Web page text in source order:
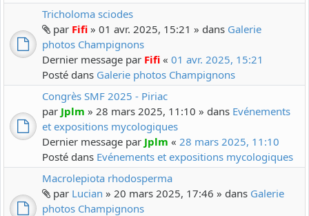
Tricholoma sciodes
par Fifi » 01 avr. 2025, 15:21 » dans Galerie
photos Champignons
Dernier message par Fifi « 01 avr. 2025, 15:21
Posté dans Galerie photos Champignons
Congrès SMF 2025 - Piriac
par Jplm » 28 mars 2025, 11:10 » dans Evénements
et expositions mycologiques
Dernier message par Jplm « 28 mars 2025, 11:10
Posté dans Evénements et expositions mycologiques
Macrolepiota rhodosperma
par Lucian » 20 mars 2025, 17:46 » dans Galerie
photos Champignons